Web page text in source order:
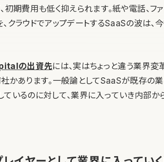
初期費用も低く抑えられます。紙や電話、フ
クラウドでアップデートするSaaSの波は、
の出資先には、実はちょっと違う業界
社かあります。一般論としてSaaSが既存の
いるのに対して、業界に入っていき内部か